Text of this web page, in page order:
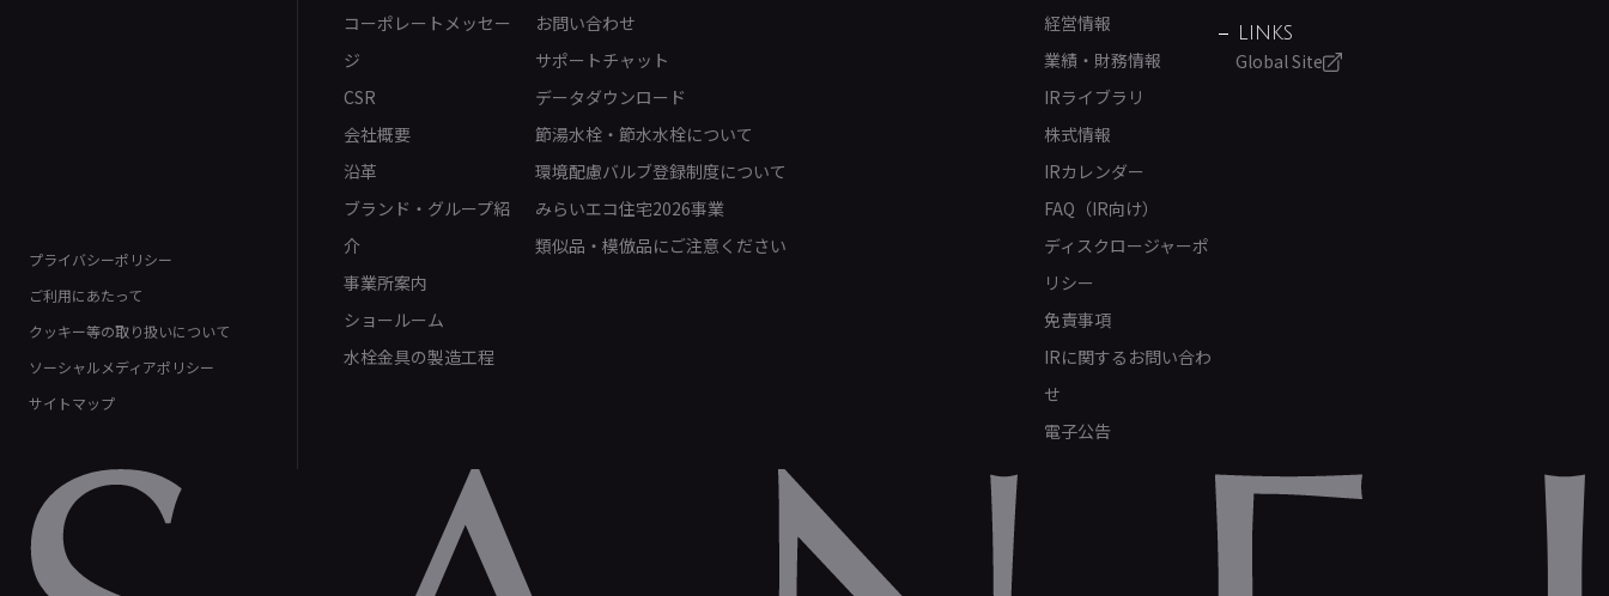
プライバシーポリシー
ご利用にあたって
クッキー等の取り扱いについて
ソーシャルメディアポリシー
サイトマップ
コーポレートメッセー
ジ
CSR
会社概要
沿革
ブランド・グループ紹
介
事業所案内
ショールーム
水栓金具の製造工程
お問い合わせ
サポートチャット
データダウンロード
節湯水栓・節水水栓について
環境配慮バルブ登録制度について
みらいエコ住宅2026事業
類似品・模倣品にご注意ください
経営情報
業績・財務情報
IRライブラリ
株式情報
IRカレンダー
FAQ（IR向け）
ディスクロージャーポ
リシー
免責事項
IRに関するお問い合わ
せ
電子公告
LINKS
Global Site